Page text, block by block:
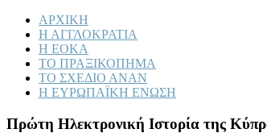
ΑΡΧΙΚΗ
Η ΑΓΓΛΟΚΡΑΤΙΑ
Η ΕΟΚΑ
ΤΟ ΠΡΑΞΙΚΟΠΗΜΑ
ΤΟ ΣΧΕΔΙΟ ΑΝΑΝ
Η ΕΥΡΩΠΑΪΚΗ ΕΝΩΣΗ
Πρώτη Ηλεκτρονική Ιστορία της